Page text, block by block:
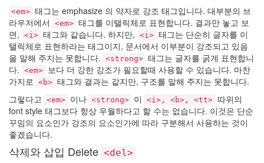
<em> 태그는 emphasize 의 약자로 강조 태그입니다. 대부분의 브
라우저에서
<em> 태그를 이탤릭체로 표현합니다. 결과만 놓고 보
면, <i> 태그와 같습니다. 하지만, <i> 태그는 단순히 글자를 이
탤릭체로 표현하라는 태그이지, 문서에서 이부분이 강조되고 있음
을 말해 주지는 못합니다. <strong> 태그는 글자를 굵게 표현합니
다. <em> 보다 더 강한 강조가 필요할때 사용할 수 있습니다. 마찬
가지로 <b> 태그와 결과는 같지만, 구조를 말해 주지는 못합니다.
그렇다고 <em> 이나 <strong> 이 <i>, <b>, <tt> 따위의
font style 태그보다 항상 우월하다고 할 수는 없습니다. 이것은 단순
꾸밈의 요소인가 강조의 요소인가에 따라 구분해서 사용하는 것이
좋겠습니다.
삭제와 삽입 Delete <del>
져
부
르
이
헌
Textcube
아
고
라
daum